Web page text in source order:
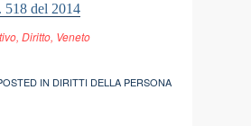
del 2014
, Diritto, Veneto
IN DIRITTI DELLA PERSONA